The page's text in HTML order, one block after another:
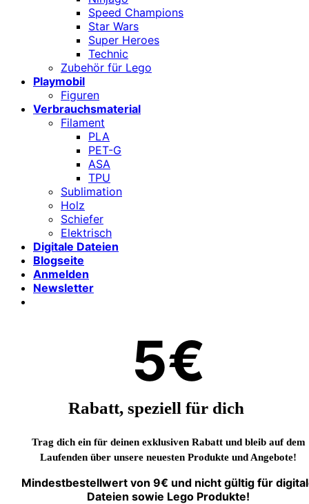
Speed Champions
Star Wars
Super Heroes
Technic
Zubehör für Lego
Playmobil
Figuren
Verbrauchsmaterial
Filament
PLA
PET-G
ASA
TPU
Sublimation
Holz
Schiefer
Elektrisch
Digitale Dateien
Blogseite
Anmelden
Newsletter
5€
Rabatt, speziell für dich
Trag dich ein für deinen exklusiven Rabatt und bleib auf dem
Laufenden über unsere neuesten Produkte und Angebote!
Mindestbestellwert von 9€ und nicht gültig für
Dateien sowie Lego Produkte!